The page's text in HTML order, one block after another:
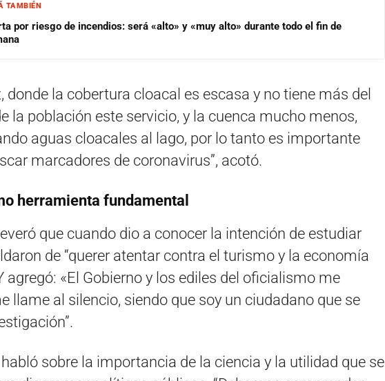
TAMBIÉN
por riesgo de incendios: será «alto» y «muy alto» durante todo el fin de
donde la cobertura cloacal es escasa y no tiene más del
la población este servicio, y la cuenca mucho menos,
aguas cloacales al lago, por lo tanto es importante
marcadores de coronavirus”, acotó.
herramienta fundamental
que cuando dio a conocer la intención de estudiar
de “querer atentar contra el turismo y la economía
agregó: «El Gobierno y los ediles del oficialismo me
llame al silencio, siendo que soy un ciudadano que se
sobre la importancia de la ciencia y la utilidad que se